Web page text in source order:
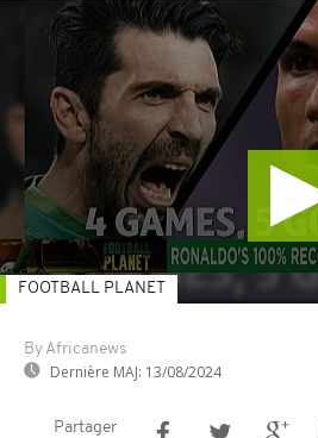
By Africanews
Dernière MAJ: 13/08/2024
FOOTBALL PLANET
Partager